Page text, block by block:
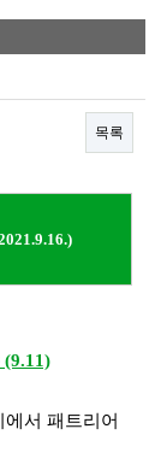
목록
(9.11)
에서 패트리어